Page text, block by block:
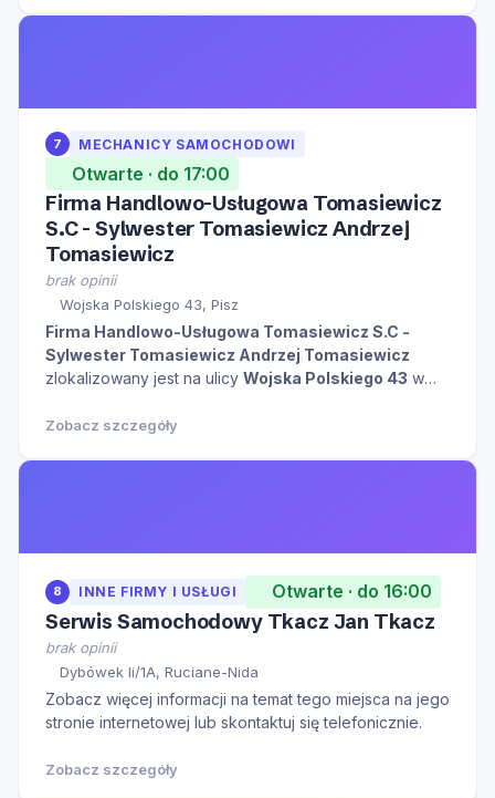
7 MECHANICY SAMOCHODOWI
Otwarte · do 17:00
Firma Handlowo-Usługowa Tomasiewicz
S.C - Sylwester Tomasiewicz Andrzej
Tomasiewicz
brak opinii
Wojska Polskiego 43, Pisz
Firma Handlowo-Usługowa Tomasiewicz S.C -
Sylwester Tomasiewicz Andrzej Tomasiewicz
zlokalizowany jest na ulicy Wojska Polskiego 43 w
temat tego miejsca.
Zobacz szczegóły
8 INNE FIRMY I USŁUGI Otwarte · do 16:00
Serwis Samochodowy Tkacz Jan Tkacz
brak opinii
Dybówek Ii/1A, Ruciane-Nida
Zobacz więcej informacji na temat tego miejsca na jego
stronie internetowej lub skontaktuj się telefonicznie.
Zobacz szczegóły